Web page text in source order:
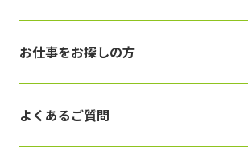
お仕事をお探しの方
よくあるご質問